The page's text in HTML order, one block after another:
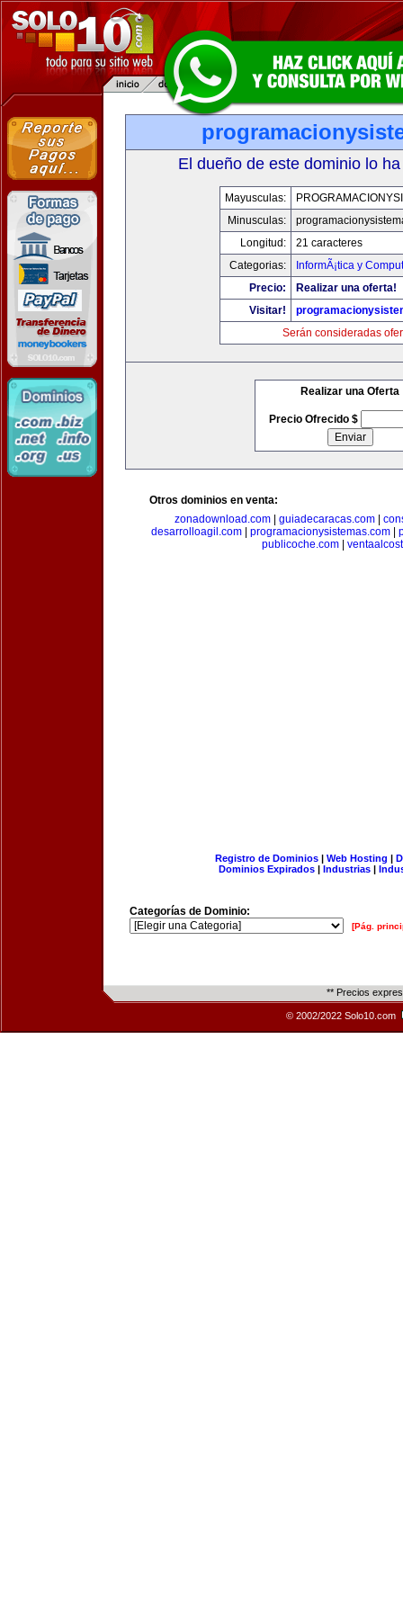
El dueño de este dominio lo
Mayusculas:
Minusculas:
Longitud:
21 caracteres
Categorias:
InformÃ¡tica y
Precio:
Realizar una oferta!
Visitar!
Serán consideradas
Realizar una Oferta
Precio Ofrecido $
Otros dominios en venta:
zonadownload.com
guiadecaracas.com
desarrolloagil.com
programacionysistemas.com
publicoche.com
Registro de Dominios| Web Hosting |
Dominios Expirados | Industrias |
Categorías de Dominio:
[Pág.
** Precios
© 2002/2022 Solo10.com